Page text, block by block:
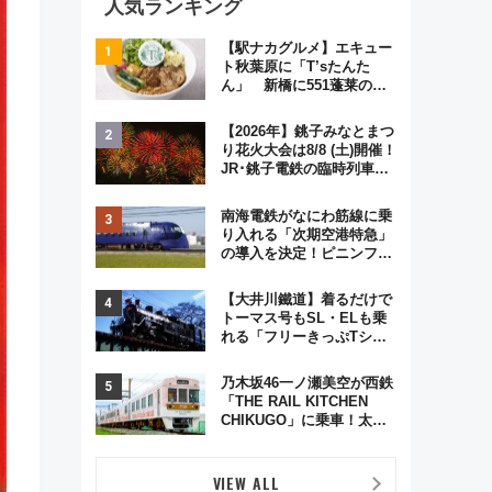
人気ランキング
【駅ナカグルメ】エキュー
ト秋葉原に「T’sたんた
ん」 新橋に551蓬莱の
オムライス専門店「肉とた
まご」新グルメ続々登場！
【2026年8月】
【2026年】銚子みなとまつ
り花火大会は8/8 (土)開催！
JR･銚子電鉄の臨時列車や
く8,000発の大迫力＆屋台
を満喫
南海電鉄がなにわ筋線に乗
り入れる「次期空港特急」
の導入を決定！ピニンファ
デザイン
【大井川鐵道】着るだけで
トーマス号もSL・ELも乗
れる「フリーきっぷTシャ
乃木坂46一ノ瀬美空が西鉄
「THE RAIL KITCHEN
CHIKUGO」に乗車！太宰
VIEW ALL